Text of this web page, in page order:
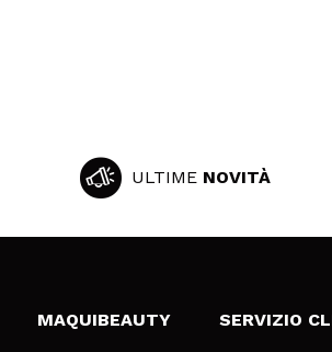
ULTIME NOVITÀ
MAQUIBEAUTY SERVIZIO